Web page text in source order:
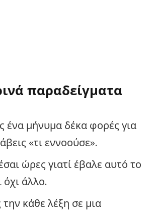
παραδείγματα
ένα μήνυμα δέκα φορές για
«τι εννοούσε».
ώρες γιατί έβαλε αυτό το
όχι άλλο.
την κάθε λέξη σε μια